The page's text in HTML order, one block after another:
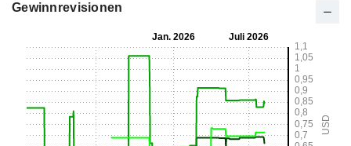
Gewinnrevisionen